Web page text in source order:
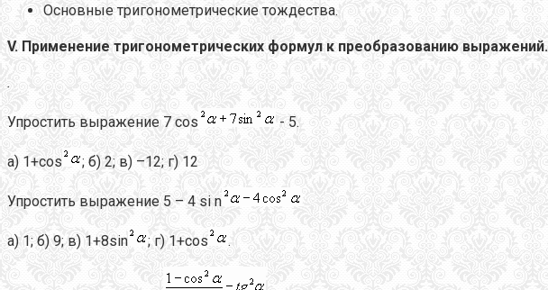
Основные тригонометрические тождества.
V. Применение тригонометрических формул к преобразованию выражений.
.
Упростить выражение 7 cos - 5.
а) 1+cos ; б) 2; в) –12; г) 12
Упростить выражение 5 – 4 si n
а) 1; б) 9; в) 1+8sin ; г) 1+cos .